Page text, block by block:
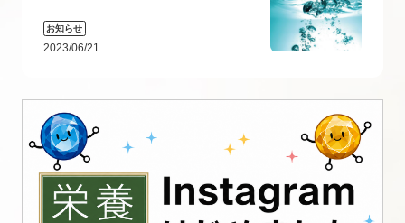
お知らせ
2023/06/21